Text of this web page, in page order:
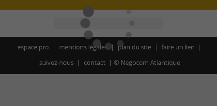
espace pro mentions légales plan du site
faire un lien
suivez-nous
contact © Negocom Atlantique